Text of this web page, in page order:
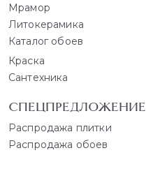
Мрамор
Литокерамика
Каталог обоев
Краска
Сантехника
СПЕЦПРЕДЛОЖЕНИЕ
Распродажа плитки
Распродажа обоев